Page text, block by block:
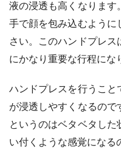
液の浸透も高くなります
手で顔を包み込むように
さい。このハンドプレ
にかなり重要な行程にな
ハンドプレスを行うこと
が浸透しやすくなるの
というのはベタベタした
い付くような感覚になる